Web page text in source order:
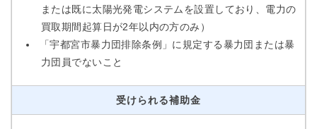
または既に太陽光発電システムを設置しており、電力の
買取期間起算日が2年以内の方のみ）
「宇都宮市暴力団排除条例」に規定する暴力団または暴
力団員でないこと
受けられる補助金